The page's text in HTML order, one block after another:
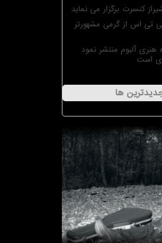
کنسرت برگزار می نماید
اس از گرمی مشهورتر
هنری آلبوم منتشر نمود
است
ها